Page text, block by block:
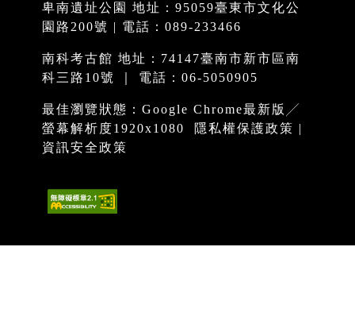
卑南遺址公園 地址：95059臺東市文化公
園路200號 | 電話：089-233466
南科考古館 地址：74147臺南市新市區南
科三路10號 ｜ 電話：06-5050905
最佳瀏覽狀態：Google Chrome最新版╱
螢幕解析度1920x1080
隱私權保護政策 |
資訊安全政策